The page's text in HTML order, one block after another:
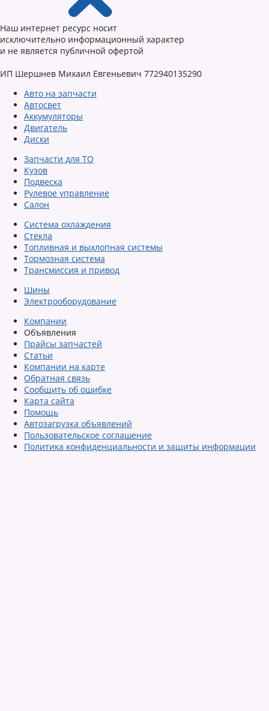
Наш интернет ресурс носит
исключительно информационный характер
и не является публичной офертой
ИП Шершнев Михаил Евгеньевич 772940135290
Авто на запчасти
Автосвет
Аккумуляторы
Двигатель
Диски
Запчасти для ТО
Кузов
Подвеска
Рулевое управление
Салон
Система охлаждения
Стекла
Топливная и выхлопная системы
Тормозная система
Трансмиссия и привод
Шины
Электрооборудование
Компании
Объявления
Прайсы запчастей
Статьи
Компании на карте
Обратная связь
Сообщить об ошибке
Карта сайта
Помощь
Автозагрузка объявлений
Пользовательское соглашение
Политика конфиденциальности и защиты информации